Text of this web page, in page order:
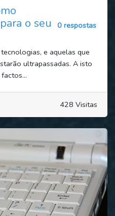
o seu
0 respostas
e aquelas que
ultrapassadas. A isto
428 Visitas